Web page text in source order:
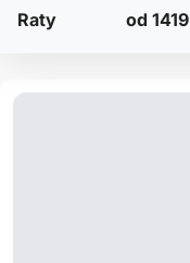
Raty od 1419